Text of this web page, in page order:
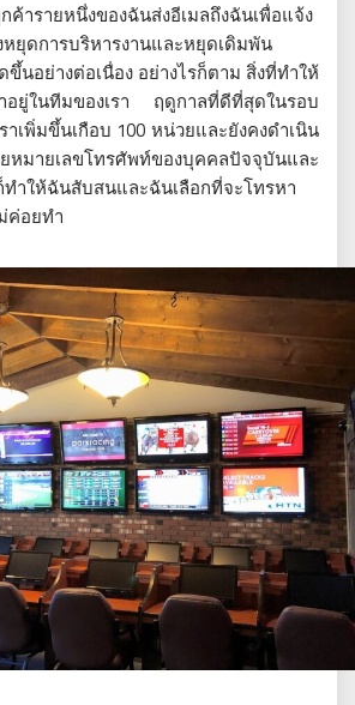
ค้ารายหนึ่งของฉันส่งอีเมลถึงฉันเพื่อแจ้ง
หยุดการบริหารงานและหยุดเดิมพัน
ขึ้นอย่างต่อเนื่อง อย่างไรก็ตาม สิ่งที่ทำให้
อยู่ในทีมของเรา ฤดูกาลที่ดีที่สุดในรอบ
าเพิ่มขึ้นเกือบ 100 หน่วยและยังคงดำเนิน
หมายเลขโทรศัพท์ของบุคคลปัจจุบันและ
ำให้ฉันสับสนและฉันเลือกที่จะโทรหา
ค่อยทำ